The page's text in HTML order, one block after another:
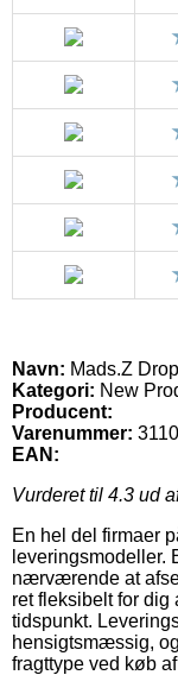
Navn: Mads.Z
Kategori: New
Producent:
Varenummer:
EAN:
Vurderet til 4.3 ud
En hel del firmaer
leveringsmodeller.
nærværende at
ret fleksibelt for dig
tidspunkt.
hensigtsmæssig,
fragttype ved køb